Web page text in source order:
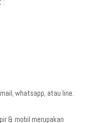
:
whatsapp, atau line.
& mobil merupakan